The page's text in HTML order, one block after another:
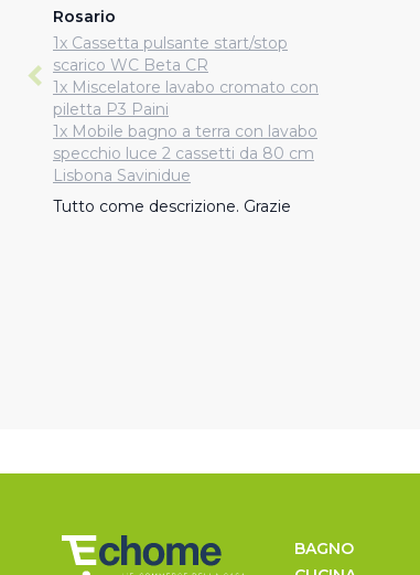
Rosario
1x Cassetta pulsante start/stop
scarico WC Beta CR
1x Miscelatore lavabo cromato con
piletta P3 Paini
1x Mobile bagno a terra con lavabo
specchio luce 2 cassetti da 80 cm
Lisbona Savinidue
Tutto come descrizione. Grazie
BAGNO